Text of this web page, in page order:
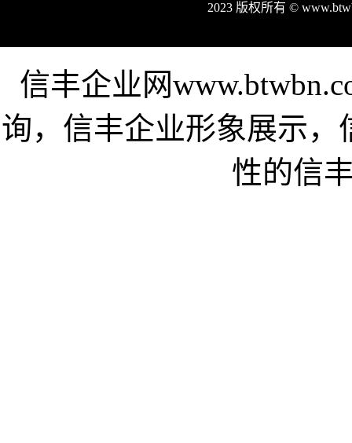
2023 版权所有 ©
信丰企业网
询，信丰企业形象展示
性的信